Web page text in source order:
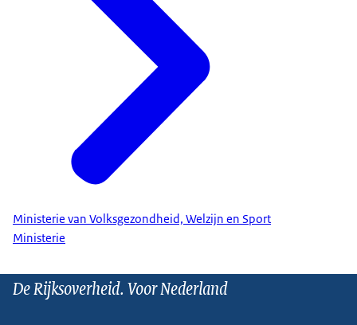
Ministerie van Volksgezondheid, Welzijn en Sport
Ministerie
De Rijksoverheid. Voor Nederland